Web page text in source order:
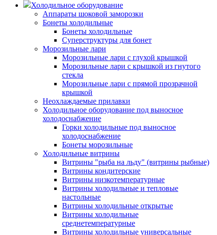
Холодильное оборудование
Аппараты шоковой заморозки
Бонеты холодильные
Бонеты холодильные
Суперструктуры для бонет
Морозильные лари
Морозильные лари с глухой крышкой
Морозильные лари с крышкой из гнутого
стекла
Морозильные лари с прямой прозрачной
крышкой
Неохлаждаемые прилавки
Холодильное оборудование под выносное
холодоснабжение
Горки холодильные под выносное
холодоснабжение
Бонеты морозильные
Холодильные витрины
Витрины "рыба на льду" (витрины рыбные)
Витрины кондитерские
Витрины низкотемпературные
Витрины холодильные и тепловые
настольные
Витрины холодильные открытые
Витрины холодильные
среднетемпературные
Витрины холодильные универсальные